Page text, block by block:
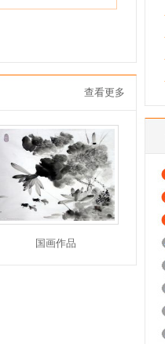
查看更多
国画作品